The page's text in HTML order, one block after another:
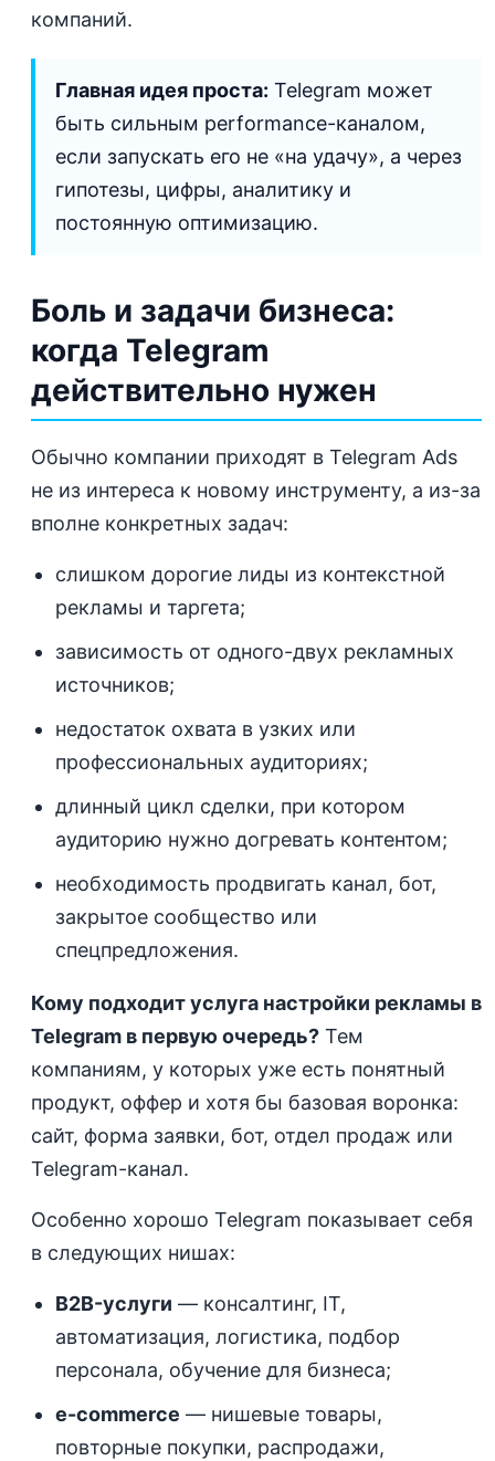
компаний.
Главная идея проста: Telegram может
быть сильным performance-каналом,
если запускать его не «на удачу», а через
гипотезы, цифры, аналитику и
постоянную оптимизацию.
Боль и задачи бизнеса:
когда Telegram
действительно нужен
Обычно компании приходят в Telegram Ads
не из интереса к новому инструменту, а из-за
вполне конкретных задач:
слишком дорогие лиды из контекстной
рекламы и таргета;
зависимость от одного-двух рекламных
источников;
недостаток охвата в узких или
профессиональных аудиториях;
длинный цикл сделки, при котором
аудиторию нужно догревать контентом;
необходимость продвигать канал, бот,
закрытое сообщество или
спецпредложения.
Кому подходит услуга настройки рекламы в
Telegram в первую очередь? Тем
компаниям, у которых уже есть понятный
продукт, оффер и хотя бы базовая воронка:
сайт, форма заявки, бот, отдел продаж или
Telegram-канал.
Особенно хорошо Telegram показывает себя
в следующих нишах:
B2B-услуги — консалтинг, IT,
автоматизация, логистика, подбор
персонала, обучение для бизнеса;
e-commerce — нишевые товары,
повторные покупки, распродажи,